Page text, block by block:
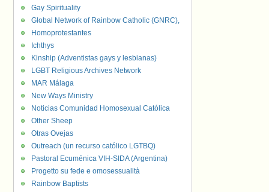
Gay Spirituality
Global Network of Rainbow Catholic (GNRC),
Homoprotestantes
Ichthys
Kinship (Adventistas gays y lesbianas)
LGBT Religious Archives Network
MAR Málaga
New Ways Ministry
Noticias Comunidad Homosexual Católica
Other Sheep
Otras Ovejas
Outreach (un recurso católico LGTBQ)
Pastoral Ecuménica VIH-SIDA (Argentina)
Progetto su fede e omosessualità
Rainbow Baptists